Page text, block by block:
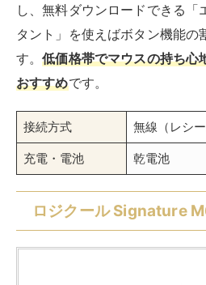
し、無料ダウンロードできる「
タント」を使えばボタン機能の
す。低価格帯でマウスの持ち心
おすすめです。
接続方式 無線（レシ
充電・電池 乾電池
ロジクール Signature